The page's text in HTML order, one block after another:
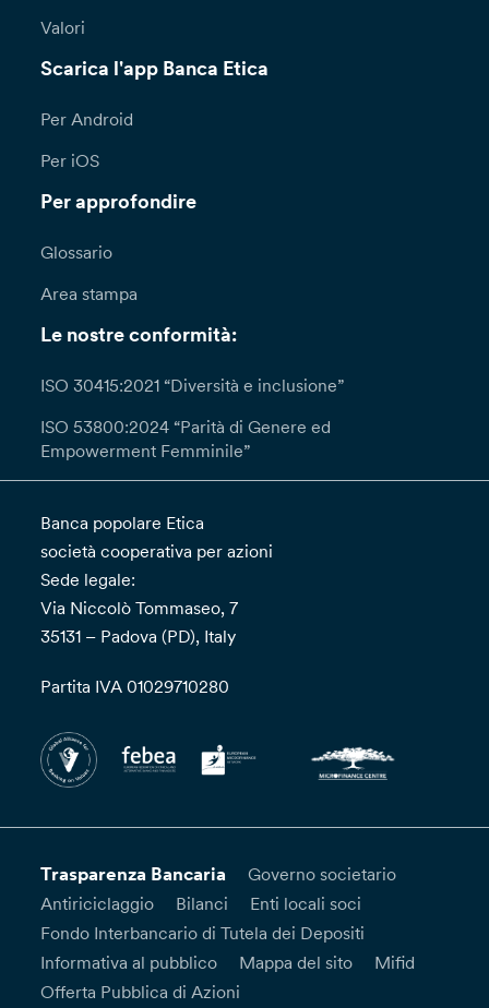
Valori
Scarica l'app Banca Etica
Per Android
Per iOS
Per approfondire
Glossario
Area stampa
Le nostre conformità:
ISO 30415:2021 “Diversità e inclusione”
ISO 53800:2024 “Parità di Genere ed
Empowerment Femminile”
Banca popolare Etica
società cooperativa per azioni
Sede legale:
Via Niccolò Tommaseo, 7
35131 – Padova (PD), Italy
Partita IVA 01029710280
Trasparenza Bancaria
Governo societario
Antiriciclaggio
Bilanci
Enti locali soci
Fondo Interbancario di Tutela dei Depositi
Informativa al pubblico
Mappa del sito
Mifid
Offerta Pubblica di Azioni